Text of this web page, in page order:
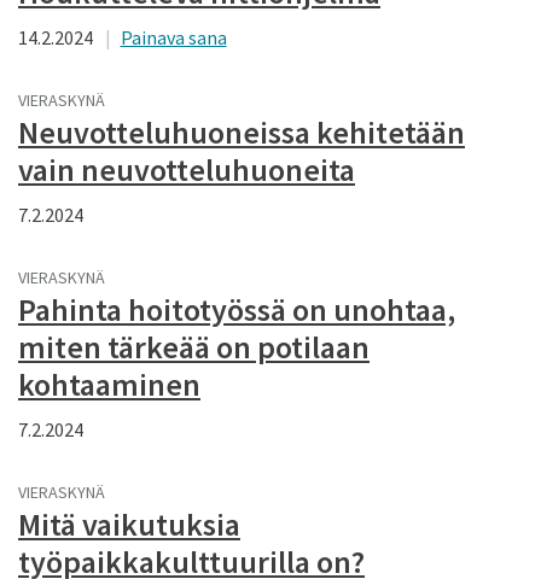
14.2.2024 Painava sana
VIERASKYNÄ
Neuvotteluhuoneissa kehitetään
vain neuvotteluhuoneita
7.2.2024
VIERASKYNÄ
Pahinta hoitotyössä on unohtaa,
miten tärkeää on potilaan
kohtaaminen
7.2.2024
VIERASKYNÄ
Mitä vaikutuksia
työpaikkakulttuurilla on?